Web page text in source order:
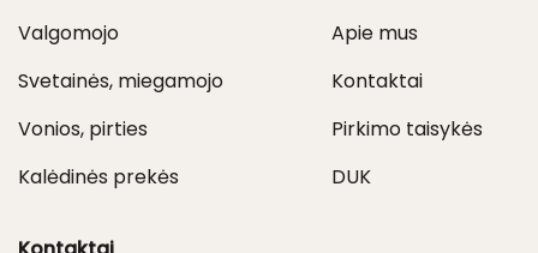
Valgomojo
Svetainės, miegamojo
Vonios, pirties
Kalėdinės prekės
Apie mus
Kontaktai
Pirkimo taisykės
DUK